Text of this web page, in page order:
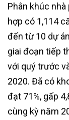
Phân khúc
hợp có 1,114
đến từ 10 dự
giai đoạn tiếp
với quý trước
2020. Đã có
đạt 71%, gấp
cùng kỳ năm